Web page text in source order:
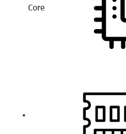
Core